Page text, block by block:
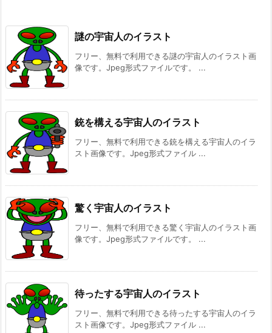
謎の宇宙人のイラスト
フリー、無料で利用できる謎の宇宙人のイラスト画
像です。Jpeg形式ファイルです。 ...
銃を構える宇宙人のイラスト
フリー、無料で利用できる銃を構える宇宙人のイラ
スト画像です。Jpeg形式ファイル ...
驚く宇宙人のイラスト
フリー、無料で利用できる驚く宇宙人のイラスト画
像です。Jpeg形式ファイルです。 ...
待ったする宇宙人のイラスト
フリー、無料で利用できる待ったする宇宙人のイラ
スト画像です。Jpeg形式ファイル ...